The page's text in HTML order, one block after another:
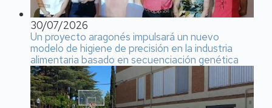
30/07/2026
Un proyecto aragonés impulsará un nuevo
modelo de higiene de precisión en la industria
alimentaria basado en secuenciación genética